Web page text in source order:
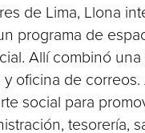
de Lima, Llona
programa de
Allí combinó
oficina de correos.
social para
tesorería,